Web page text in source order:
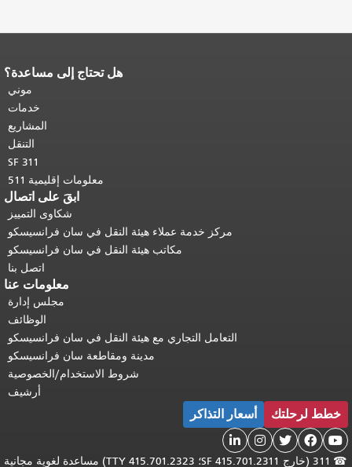
هل تحتاج إلى مساعدة؟
موني
خدمات
المشاريع
التنقل
SF 311
معلومات إقليمية 511
ابقَ على اتصال
شكاوى التمييز
مركز خدمة عملاء هيئة النقل في سان فرانسيسكو
مكاتب هيئة النقل في سان فرانسيسكو
اتصل بنا
معلومات عنا
مجلس إدارة
الوظائف
التعامل التجاري مع هيئة النقل في سان فرانسيسكو
مدينة ومقاطعة سان فرانسيسكو
شروط الاستخدام/الخصوصية
أرشيف
خطط لرحلتك أسعار التذاكر





☎ 311 (خارج SF 415.701.2311؛ TTY 415.701.2323) مساعدة لغوية مجانية